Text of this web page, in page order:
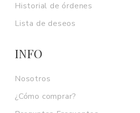
Historial de órdenes
Lista de deseos
INFO
Nosotros
¿Cómo comprar?